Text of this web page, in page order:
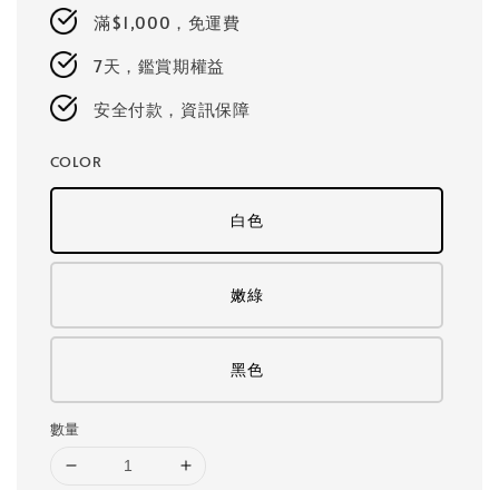
滿$1,000，免運費
7天，鑑賞期權益
安全付款，資訊保障
COLOR
白色
嫩綠
黑色
數量